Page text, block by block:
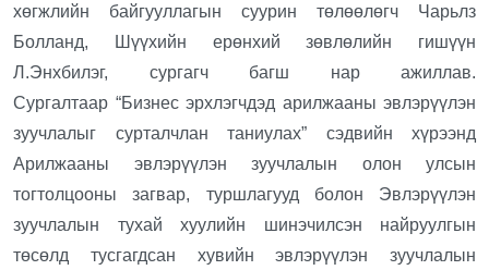
хөгжлийн байгууллагын суурин төлөөлөгч Чарьлз
Болланд, Шүүхийн ерөнхий зөвлөлийн гишүүн
Л.Энхбилэг, сургагч багш нар ажиллав.
Сургалтаар “Бизнес эрхлэгчдэд арилжааны эвлэрүүлэн
зуучлалыг сурталчлан таниулах” сэдвийн хүрээнд
Арилжааны эвлэрүүлэн зуучлалын олон улсын
тогтолцооны загвар, туршлагууд болон Эвлэрүүлэн
зуучлалын тухай хуулийн шинэчилсэн найруулгын
төсөлд тусгагдсан хувийн эвлэрүүлэн зуучлалын